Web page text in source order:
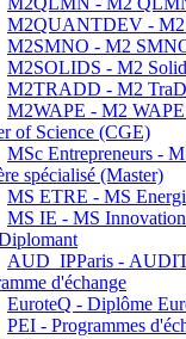
M2QUANTDEV - M2
M2SMNO - M2
M2SOLIDS - M2
M2TRADD - M2
M2WAPE - M2
of Science (CGE)
MSc Entrepreneurs -
spécialisé (Master)
MS ETRE - MS
MS IE - MS
AUD_IPParis -
d'échange
EuroteQ - Diplôme
PEI - Programmes